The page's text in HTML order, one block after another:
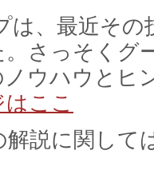
は、最近そ
さっそくグ
ウハウとヒ
ここ
解説に関して